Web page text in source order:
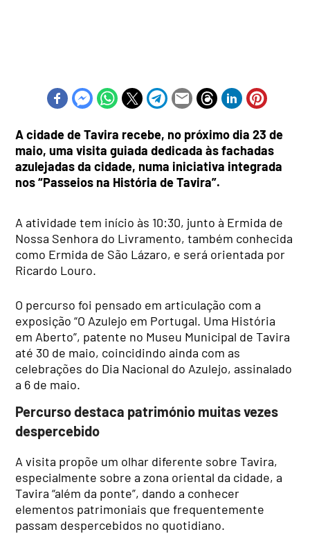
A cidade de Tavira recebe, no próximo dia 23 de
maio, uma visita guiada dedicada às fachadas
azulejadas da cidade, numa iniciativa integrada
nos “Passeios na História de Tavira”.
A atividade tem início às 10:30, junto à Ermida de
Nossa Senhora do Livramento, também conhecida
como Ermida de São Lázaro, e será orientada por
Ricardo Louro.
O percurso foi pensado em articulação com a
exposição “O Azulejo em Portugal. Uma História
em Aberto”, patente no Museu Municipal de Tavira
até 30 de maio, coincidindo ainda com as
celebrações do Dia Nacional do Azulejo, assinalado
a 6 de maio.
Percurso destaca património muitas vezes
despercebido
A visita propõe um olhar diferente sobre Tavira,
especialmente sobre a zona oriental da cidade, a
Tavira “além da ponte”, dando a conhecer
elementos patrimoniais que frequentemente
passam despercebidos no quotidiano.